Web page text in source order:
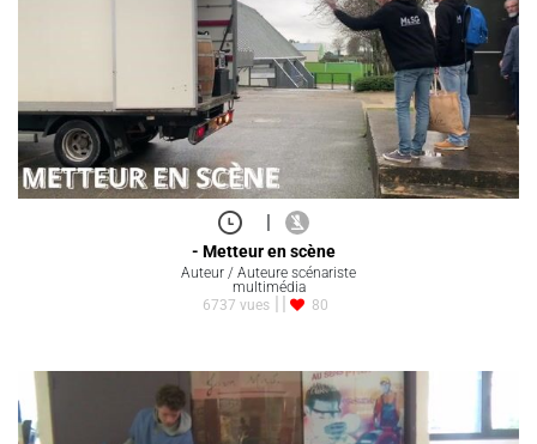
|
- Metteur en scène
Auteur / Auteure scénariste
multimédia
6737 vues
80